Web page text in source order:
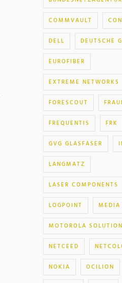
COMMVAULT
DELL DEUTSCHE
EUROFIBER
EXTREME NETWORKS
FORESCOUT
FREQUENTIS FRK
GVG GLASFASER
LANGMATZ
LASER COMPONENTS
LOGPOINT MEDIA
MOTOROLA
NETCEED
NOKIA OCILION